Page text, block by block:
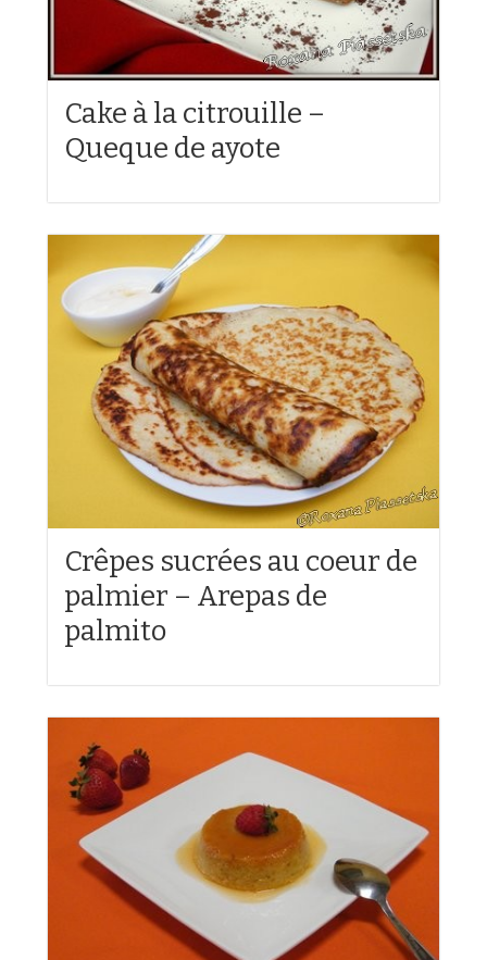
Cake à la citrouille –
Queque de ayote
Crêpes sucrées au coeur de
palmier – Arepas de
palmito